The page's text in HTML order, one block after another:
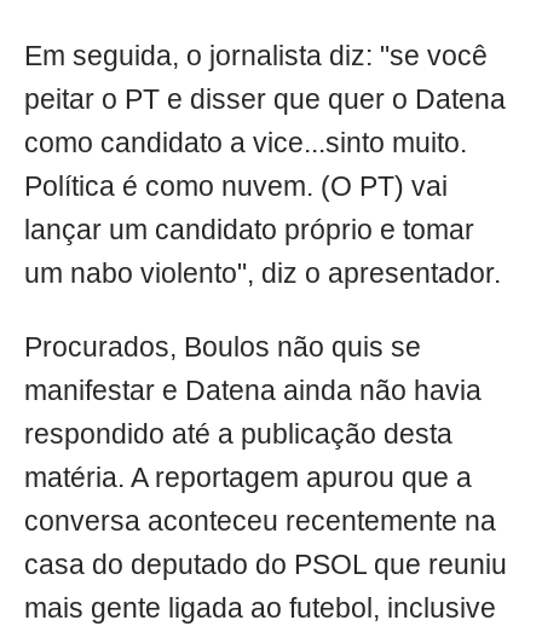
Em seguida, o jornalista diz: "se você
peitar o PT e disser que quer o Datena
como candidato a vice...sinto muito.
Política é como nuvem. (O PT) vai
lançar um candidato próprio e tomar
um nabo violento", diz o apresentador.
Procurados, Boulos não quis se
manifestar e Datena ainda não havia
respondido até a publicação desta
matéria. A reportagem apurou que a
conversa aconteceu recentemente na
casa do deputado do PSOL que reuniu
mais gente ligada ao futebol, inclusive